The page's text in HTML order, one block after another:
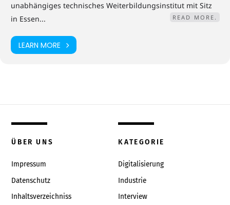
unabhängiges technisches Weiterbildungsinstitut mit Sitz
in Essen...
READ MORE.
LEARN MORE
ÜBER UNS
Impressum
Datenschutz
Inhaltsverzeichniss
KATEGORIE
Digitalisierung
Industrie
Interview